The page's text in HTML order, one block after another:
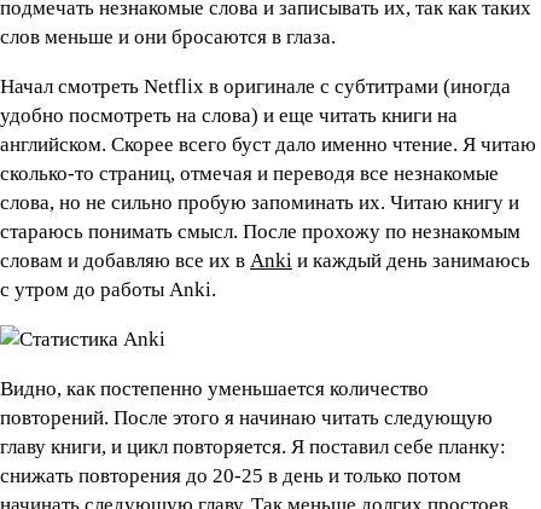
подмечать незнакомые слова и записывать их, так как таких
слов меньше и они бросаются в глаза.
Начал смотреть Netflix в оригинале с субтитрами (иногда
удобно посмотреть на слова) и еще читать книги на
английском. Скорее всего буст дало именно чтение. Я читаю
сколько-то страниц, отмечая и переводя все незнакомые
слова, но не сильно пробую запоминать их. Читаю книгу и
стараюсь понимать смысл. После прохожу по незнакомым
словам и добавляю все их в Anki и каждый день занимаюсь
с утром до работы Anki.
Видно, как постепенно уменьшается количество
повторений. После этого я начинаю читать следующую
главу книги, и цикл повторяется. Я поставил себе планку:
снижать повторения до 20-25 в день и только потом